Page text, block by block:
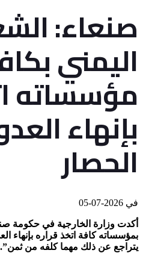
صنعاء:
اليمني
مؤسساته
بإنهاء
الحصار
في
أكدت وزارة الخارجية في حكومة
بمؤسساته كافة اتخذ قراره بإنهاء
يتراجع عن ذلك مهما كلفه من ثمن”.